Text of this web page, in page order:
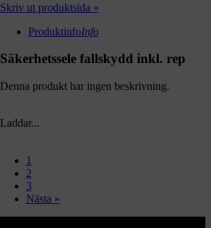
Skriv ut produktsida »
ProduktinfoInfo
Säkerhetssele fallskydd inkl. rep
Denna produkt har ingen beskrivning.
Laddar...
1
2
3
Nästa »